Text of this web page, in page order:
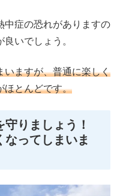
中症の恐れがありますの
いでしょう。
いますが、普通に楽しく
ほとんどです。
りましょう！
なってしまいま